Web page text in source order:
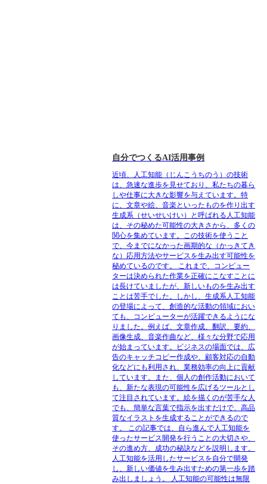
自分でつくるAI活用事例
近頃、人工知能（じんこうちのう）の技術
は、急速な進歩を見せており、私たちの暮ら
しや仕事に大きな影響を与えています。特
に、文章や絵、音楽といったものを作り出す
生成系（せいせいけい）と呼ばれる人工知能
は、その秘めた可能性の大きさから、多くの
関心を集めています。この技術を使うこと
で、今までになかった画期的な（かっきてき
な）応用方法やサービスを生み出す可能性を
秘めているのです。 これまで、コンピュー
ターは決められた作業を正確にこなすことに
は長けていましたが、新しいものを生み出す
ことは苦手でした。しかし、生成系人工知能
の登場によって、創造的な活動の領域におい
ても、コンピューターが活躍できるようにな
りました。例えば、文章作成、翻訳、要約、
画像生成、音楽作曲など、様々な分野で応用
が始まっています。ビジネスの場面では、広
告のキャッチコピー作成や、顧客対応の自動
化などにも利用され、業務効率の向上に貢献
しています。また、個人の創作活動において
も、新たな表現の可能性を広げるツールとし
て注目されています。絵を描くのが苦手な人
でも、簡単な言葉で指示を出すだけで、高品
質なイラストを生成することができるので
す。 この記事では、自ら進んで人工知能を
使ったサービス開発を行うことの大切さや、
その進め方、成功の秘訣などを説明します。
人工知能を活用したサービスを自分で開発
し、新しい価値を生み出すための第一歩を踏
み出しましょう。 人工知能の可能性は無限